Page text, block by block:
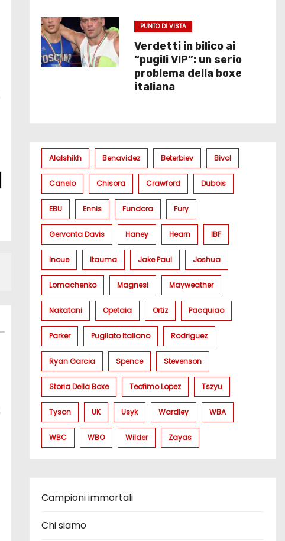
PUNTO DI VISTA
Verdetti in bilico ai
“pugili VIP”: un serio
problema della boxe
italiana
Alalshikh Benavidez Beterbiev Bivol
Canelo Chisora Crawford Dubois
EBU Ennis Fundora Fury
Gervonta Davis Haney Hearn IBF
Inoue Itauma Jake Paul Joshua
Lomachenko Magnesi Mayweather
Nakatani Opetaia Ortiz Pacquiao
Parker Pugilato Italiano Rodriguez
Ryan Garcia Spence Stevenson
Storia Della Boxe Teofimo Lopez Tszyu
Tyson UK Usyk Wardley WBA
WBC WBO Wilder Zayas
Campioni immortali
Chi siamo